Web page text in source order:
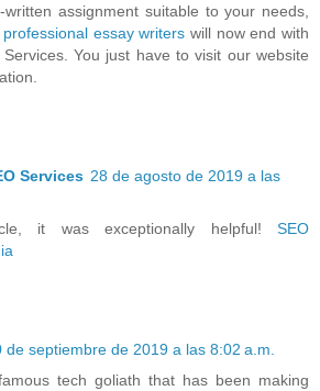
written assignment suitable to your needs,
professional essay writers will now end with
Services. You just have to visit our website
Services 28 de agosto de 2019 a las
it was exceptionally helpful! SEO
de septiembre de 2019 a las 8:02 a.m.
tech goliath that has been making